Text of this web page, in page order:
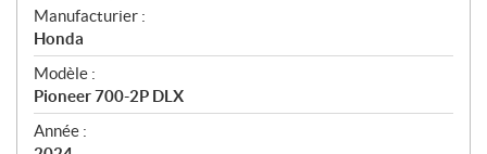
S
p
é
c
i
f
Manufacturier :
Honda
Modèle :
Pioneer 700-2P DLX
Année :